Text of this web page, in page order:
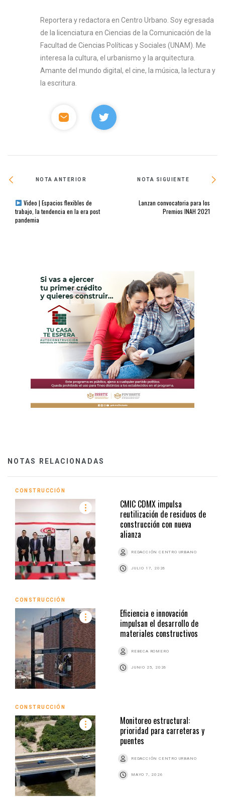
Reportera y redactora en Centro Urbano. Soy egresada
de la licenciatura en Ciencias de la Comunicación de la
Facultad de Ciencias Políticas y Sociales (UNAM). Me
interesa la cultura, el urbanismo y la arquitectura.
Amante del mundo digital, el cine, la música, la lectura y
la escritura.
NOTA ANTERIOR
Video | Espacios flexibles de
trabajo, la tendencia en la era post
pandemia
NOTA SIGUIENTE
Lanzan convocatoria para los
Premios INAH 2021
NOTAS RELACIONADAS
CONSTRUCCIÓN
CMIC CDMX impulsa
reutilización de residuos de
construcción con nueva
alianza
REDACCIÓN CENTRO URBANO
JULIO 17, 2026
CONSTRUCCIÓN
Eficiencia e innovación
impulsan el desarrollo de
materiales constructivos
REBECA ROMERO
JUNIO 25, 2026
CONSTRUCCIÓN
Monitoreo estructural:
prioridad para carreteras y
puentes
REDACCIÓN CENTRO URBANO
MAYO 7, 2026